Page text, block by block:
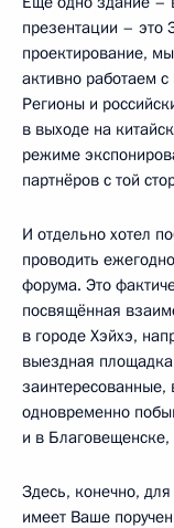
презентации – это
проектирование,
активно работаем
Регионы и
в выходе на
режиме
партнёров с той
И отдельно хотел
проводить
форума. Это
посвящённая
в городе Хэйхэ,
выездная площадка
заинтересованные,
одновременно
и в Благовещенске,
Здесь, конечно,
имеет Ваше